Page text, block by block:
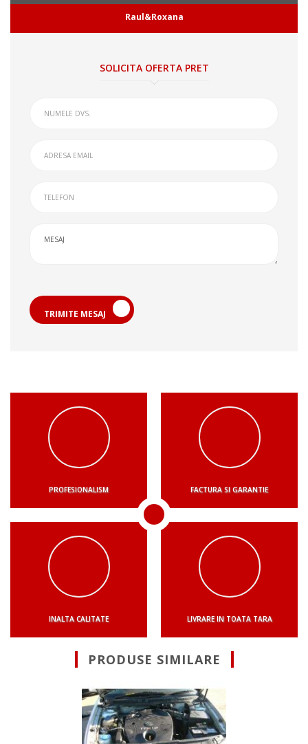
Raul&Roxana
SOLICITA OFERTA PRET
TRIMITE MESAJ
PROFESIONALISM FACTURA SI GARANTIE
INALTA CALITATE LIVRARE IN TOATA TARA
PRODUSE SIMILARE